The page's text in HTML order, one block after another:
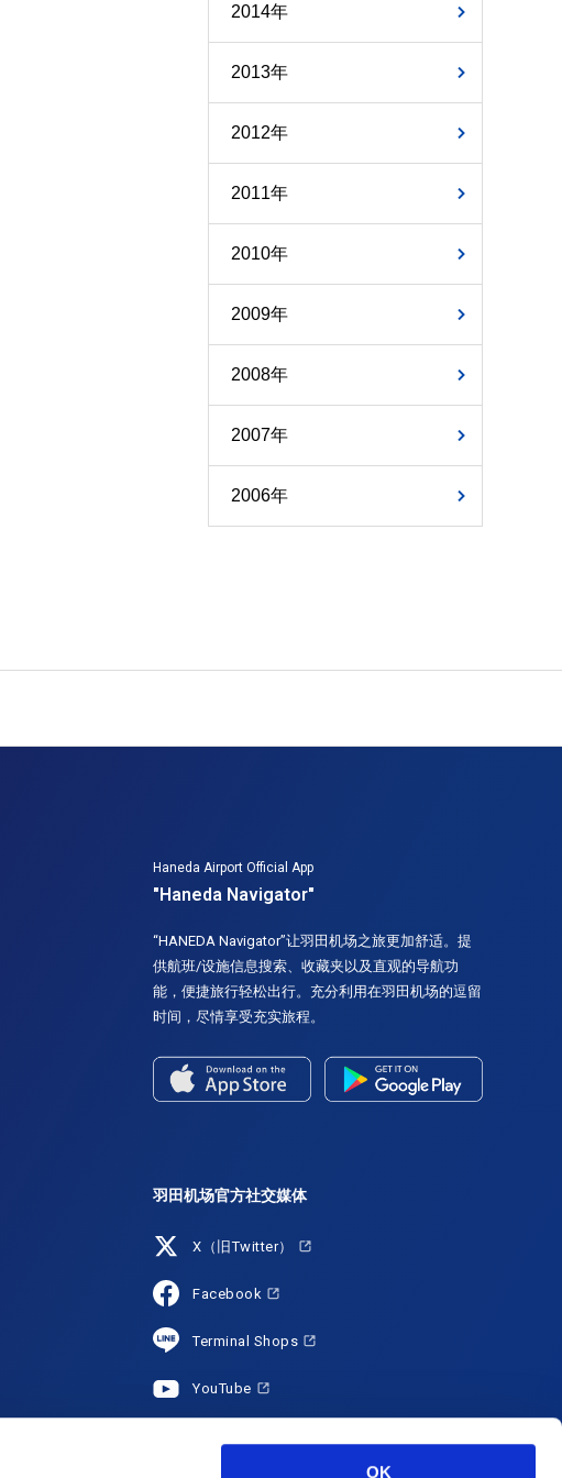
OK
2014年
2013年
2012年
2011年
2010年
2009年
2008年
2007年
2006年
Haneda Airport Official App
"Haneda Navigator"
“HANEDA Navigator”让羽田机场之旅更加舒适。提
供航班/设施信息搜索、收藏夹以及直观的导航功
能，便捷旅行轻松出行。充分利用在羽田机场的逗留
时间，尽情享受充实旅程。
羽田机场官方社交媒体
X（旧Twitter）
Facebook
Terminal Shops
YouTube